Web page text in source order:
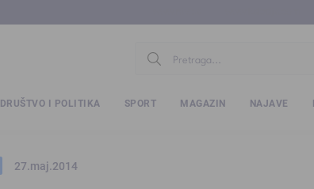
DRUŠTVO I POLITIKA SPORT MAGAZIN NAJAVE
27.maj.2014